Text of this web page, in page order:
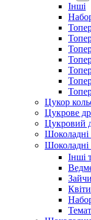
Інші
Цукор
Цукрове
Цукровий
Шоколадні
Шоколадні
Інші